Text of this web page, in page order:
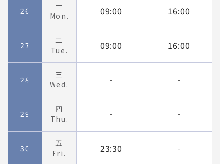
26
一
Mon.
09:00 16:00
27
二
Tue.
09:00 16:00
28
三
Wed.
- -
29
四
Thu.
- -
30
五
Fri.
23:30 -